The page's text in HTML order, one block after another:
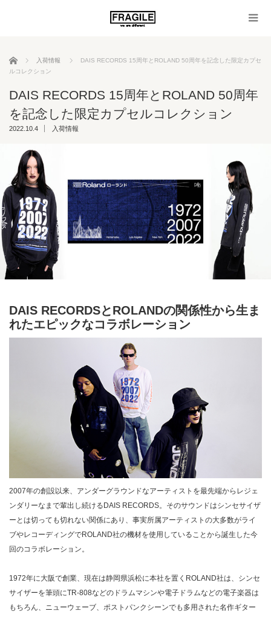
ホーム 入荷情報
DAIS RECORDS 15周年とROLAND 50周年を記念した限定カプセ
ルコレクション
DAIS RECORDS 15周年とROLAND 50周年
を記念した限定カプセルコレクション
2022.10.4 入荷情報
DAIS RECORDSとROLANDの関係性から生ま
れたエピックなコラボレーション
2007年の創設以来、アンダーグラウンドなアーティストを最先端からレジェ
ンダリーなまで輩出し続けるDAIS RECORDS。そのサウンドはシンセサイザ
ーとは切っても切れない関係にあり、事実所属アーティストの大多数がライ
ブやレコーディングでROLAND社の機材を使用していることから誕生した今
回のコラボレーション。
1972年に大阪で創業、現在は静岡県浜松に本社を置くROLAND社は、シンセ
サイザーを筆頭にTR-808などのドラムマシンや電子ドラムなどの電子楽器は
もちろん、ニューウェーブ、ポストパンクシーンでも多用された名作ギター